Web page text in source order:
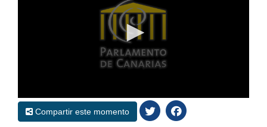
0
seconds
of
Compartir este momento